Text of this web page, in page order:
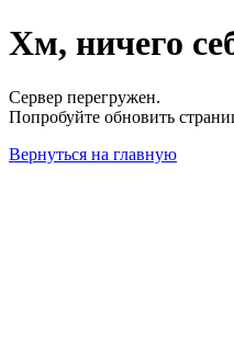
Хм, ничего
Сервер перегружен.
Попробуйте обновить
Вернуться на главную